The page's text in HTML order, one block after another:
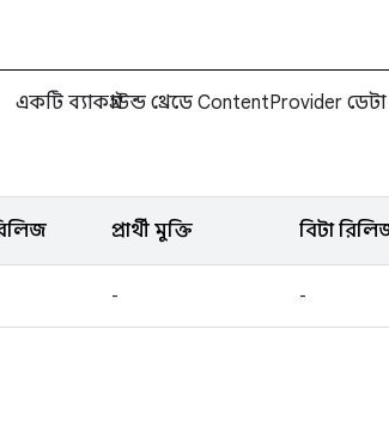
একটি ব্যাকগ্রাউন্ড থ্রেডে ContentProvider
প্রার্থী মুক্তি বিটা
- -